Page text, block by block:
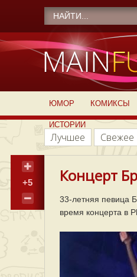
ЮМОР КОМИКСЫ
ИСТОРИИ
Лучшее Свежее
+5 Концерт
33-летняя певица
время концерта в